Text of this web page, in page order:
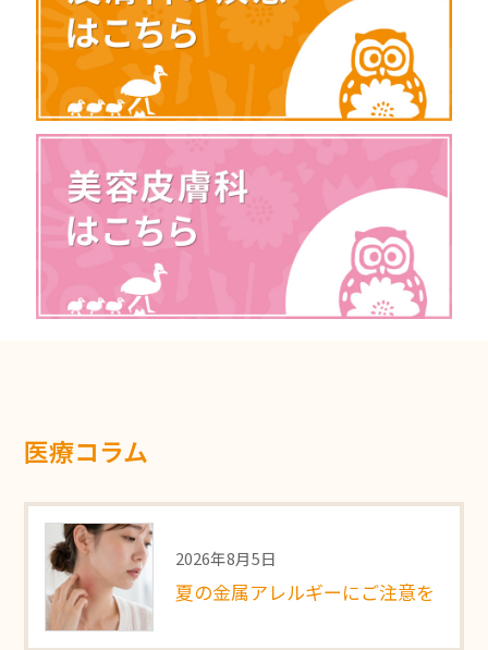
医療コラム
2026年8月5日
夏の金属アレルギーにご注意を